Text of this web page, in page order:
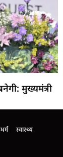
मुख्यमंत्री
धर्म
स्वास्थ्य